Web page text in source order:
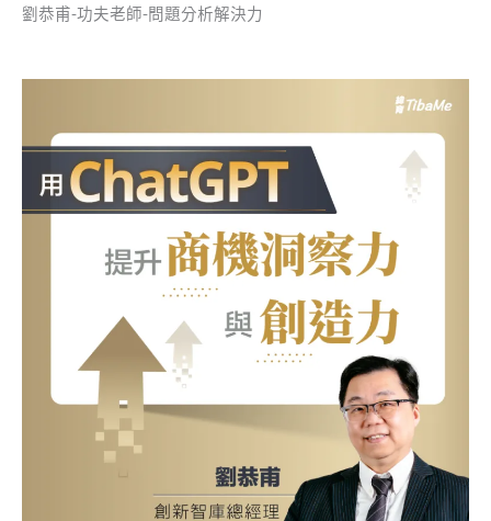
劉恭甫-功夫老師-問題分析解決力